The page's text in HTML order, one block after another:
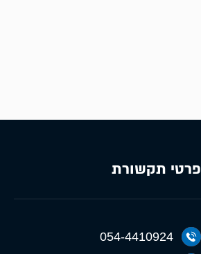
פרטי תקשורת
054-4410924